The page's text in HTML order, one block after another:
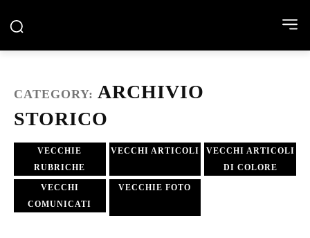
CATEGORY: ARCHIVIO
STORICO
VECCHIE
RUBRICHE
VECCHI ARTICOLI
VECCHI ARTICOLI
DI COLORE
VECCHI
COMUNICATI
VECCHIE FOTO